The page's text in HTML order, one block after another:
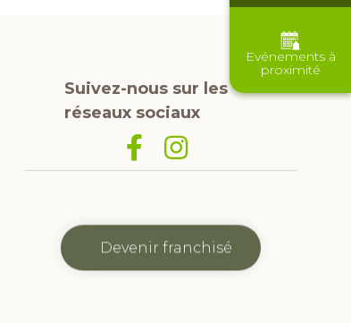
Evénements à
proximité
Suivez-nous sur les
réseaux sociaux
Icône
Facebook
Icône
Instagram
Devenir franchisé